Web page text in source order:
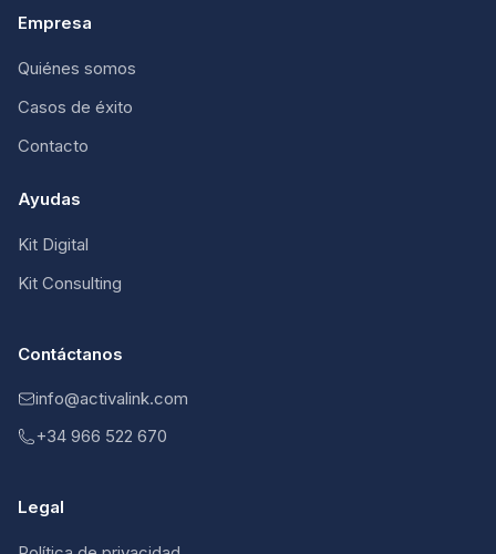
Empresa
Quiénes somos
Casos de éxito
Contacto
Ayudas
Kit Digital
Kit Consulting
Contáctanos
info@activalink.com
+34 966 522 670
Legal